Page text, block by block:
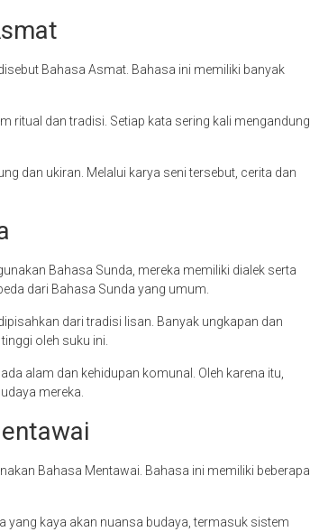
Bahasa Asmat. Bahasa ini memiliki banyak
ritual dan tradisi. Setiap kata sering kali mengandung
dan ukiran. Melalui karya seni tersebut, cerita dan
Bahasa Sunda, mereka memiliki dialek serta
dari Bahasa Sunda yang umum.
dari tradisi lisan. Banyak ungkapan dan
oleh suku ini.
alam dan kehidupan komunal. Oleh karena itu,
mereka.
Bahasa Mentawai. Bahasa ini memiliki beberapa
yang kaya akan nuansa budaya, termasuk sistem